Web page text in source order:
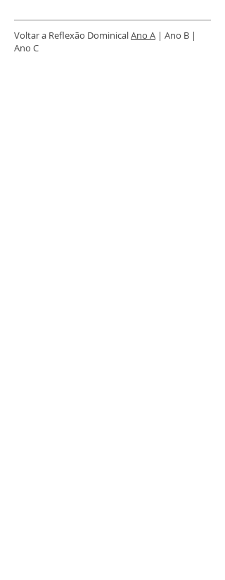
Voltar a Reflexão DominicalAno A | Ano B |
Ano C